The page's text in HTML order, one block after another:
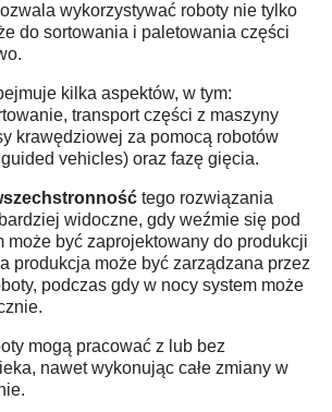
wykorzystywać roboty nie tylko
do sortowania i paletowania części
kilka aspektów, w tym:
transport części z maszyny
krawędziowej za pomocą robotów
vehicles) oraz fazę gięcia.
tego rozwiązania
widoczne, gdy weźmie się pod
może być zaprojektowany do produkcji
produkcja może być zarządzana przez
podczas gdy w nocy system może
mogą pracować z lub bez
nawet wykonując całe zmiany w